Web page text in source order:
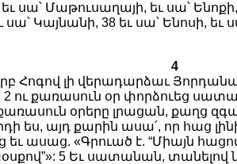
սա՝ Մաթուսաղայի, եւ սա՝
սա՝ Կայնանի, 38 եւ սա՝ Ենոսի, եւ
4
Հոգով լի վերադարձաւ
ու քառասուն օր փորձուեց
քառասուն օրերը լրացան, քաղց
ես, այդ քարին ասա՛, որ հաց
ասաց. «Գրուած է. “Միայն հացով
5 Եւ սատանան, տանելով